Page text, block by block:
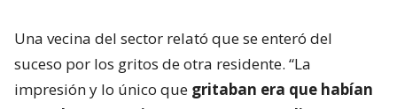
Una vecina del sector relató que se enteró del
suceso por los gritos de otra residente. “La
impresión y lo único que gritaban era que habían